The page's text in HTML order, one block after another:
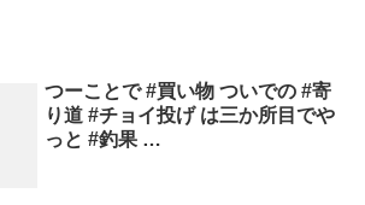
つーことで #買い物 ついでの #寄
り道 #チョイ投げ は三か所目でや
っと #釣果 …